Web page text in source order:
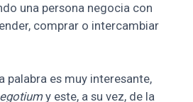
una persona negocia con
comprar o intercambiar
palabra es muy interesante,
y este, a su vez, de la